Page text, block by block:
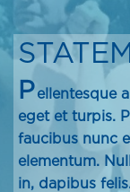
Pellentesque
eget et turpis.
faucibus nunc
elementum.
in, dapibus